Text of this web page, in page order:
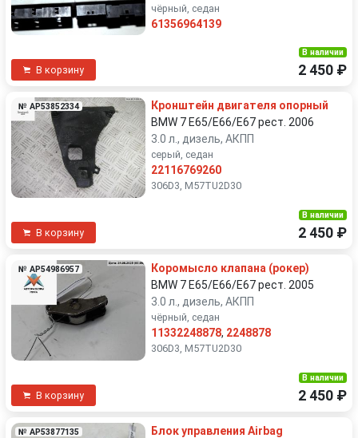
чёрный, седан
61356964139
В корзину
В наличии
2 450 ₽
№ AP53852334
Кронштейн двигателя опорный
BMW 7 E65/E66/E67 рест. 2006
3.0 л., дизель, АКПП
серый, седан
22116769260
306D3, M57TU2D30
В корзину
В наличии
2 450 ₽
№ AP54986957
Коромысло клапана (рокер)
BMW 7 E65/E66/E67 рест. 2005
3.0 л., дизель, АКПП
чёрный, седан
11332248878, 2248878
306D3, M57TU2D30
В корзину
В наличии
2 450 ₽
№ AP53877135 Блок управления Airbag